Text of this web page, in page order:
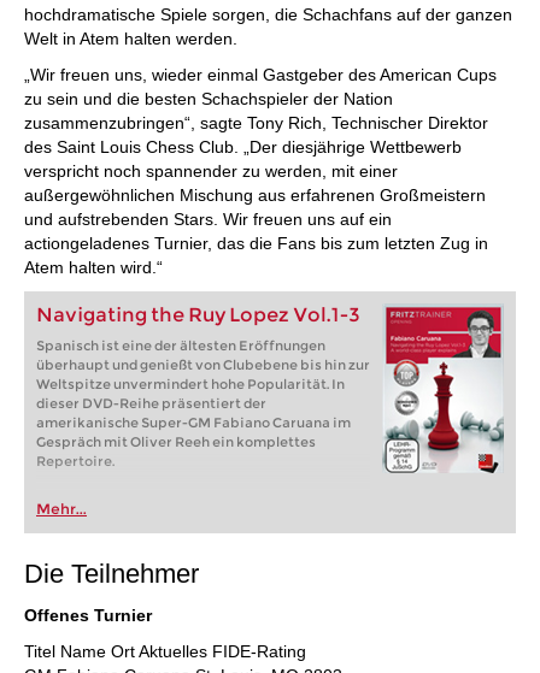
hochdramatische Spiele sorgen, die Schachfans auf der ganzen
Welt in Atem halten werden.
„Wir freuen uns, wieder einmal Gastgeber des American Cups
zu sein und die besten Schachspieler der Nation
zusammenzubringen“, sagte Tony Rich, Technischer Direktor
des Saint Louis Chess Club. „Der diesjährige Wettbewerb
verspricht noch spannender zu werden, mit einer
außergewöhnlichen Mischung aus erfahrenen Großmeistern
und aufstrebenden Stars. Wir freuen uns auf ein
actiongeladenes Turnier, das die Fans bis zum letzten Zug in
Atem halten wird.“
Navigating the Ruy Lopez Vol.1-3
Spanisch ist eine der ältesten Eröffnungen
überhaupt und genießt von Clubebene bis hin zur
Weltspitze unvermindert hohe Popularität. In
dieser DVD-Reihe präsentiert der
amerikanische Super-GM Fabiano Caruana im
Gespräch mit Oliver Reeh ein komplettes
Repertoire.
Mehr...
Die Teilnehmer
Offenes Turnier
Titel Name Ort Aktuelles FIDE-Rating